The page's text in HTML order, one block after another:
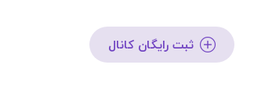
ثبت رایگان کانال